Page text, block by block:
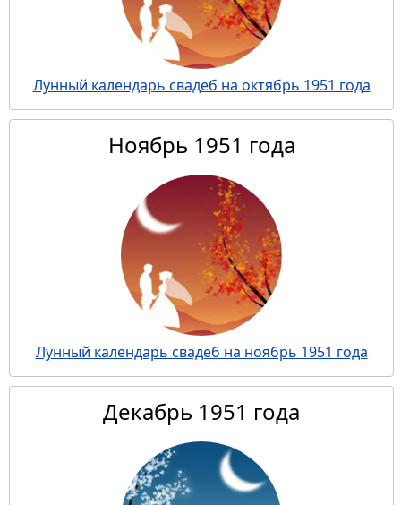
Лунный календарь свадеб на октябрь 1951 года
Ноябрь 1951 года
Лунный календарь свадеб на ноябрь 1951 года
Декабрь 1951 года